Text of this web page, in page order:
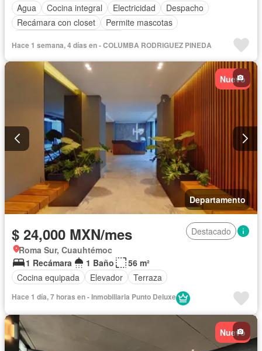
Agua
Cocina integral Electricidad
Despacho
Recámara con closet
Permite mascotas
Hace 1 semana, 4 días en - COLUMBA RODRIGUEZ PINEDA
Nuevo
Departamento
$ 24,000 MXN/mes
Destacado
Roma Sur, Cuauhtémoc
1 Recámara
1 Baño
56 m²
Cocina equipada
Elevador Terraza
Hace 1 día, 7 horas en - Inmobiliaria Punto Deluxe
Nuevo